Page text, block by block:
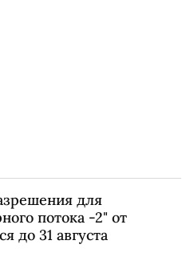
для
потока -2" от
до 31 августа